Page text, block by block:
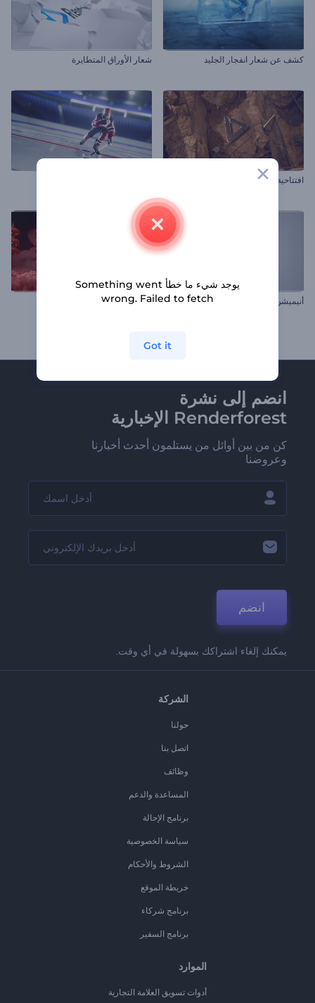
كشف عن شعار انفجار الجليد شعار الأوراق المتطايرة
افتتاحية الاستكشافات الحفرية
أنيميشن الشعار السريع مقدمة حالمة للعام الصيني الجديد
انضم إلى نشرة
Renderforest الإخبارية
كن من بين أوائل من يستلمون أحدث أخبارنا
وعروضنا
انضم
يمكنك إلغاء اشتراكك بسهولة في أي وقت.
الشركة
حولنا
اتصل بنا
وظائف
المساعدة والدعم
برنامج الإحالة
سياسة الخصوصية
الشروط والأحكام
خريطة الموقع
برنامج شركاء
برنامج السفير
الموارد
أدوات تسويق العلامة التجارية
يوجد شيء ما خطأ Something went
wrong. Failed to fetch
Got it